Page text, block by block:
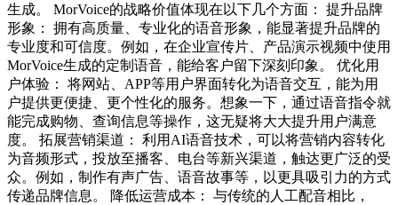
生成。 MorVoice的战略价值体现在以下几个方面： 提升品牌
形象： 拥有高质量、专业化的语音形象，能显著提升品牌的
专业度和可信度。例如，在企业宣传片、产品演示视频中使用
MorVoice生成的定制语音，能给客户留下深刻印象。 优化用
户体验： 将网站、APP等用户界面转化为语音交互，能为用
户提供更便捷、更个性化的服务。想象一下，通过语音指令就
能完成购物、查询信息等操作，这无疑将大大提升用户满意
度。 拓展营销渠道： 利用AI语音技术，可以将营销内容转化
为音频形式，投放至播客、电台等新兴渠道，触达更广泛的受
众。例如，制作有声广告、语音故事等，以更具吸引力的方式
传递品牌信息。 降低运营成本： 与传统的人工配音相比，